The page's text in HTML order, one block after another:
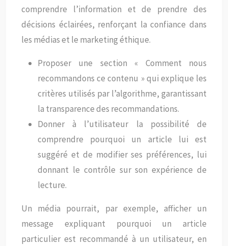
comprendre l’information et de prendre des
décisions éclairées, renforçant la confiance dans
les médias et le marketing éthique.
Proposer une section « Comment nous
recommandons ce contenu » qui explique les
critères utilisés par l’algorithme, garantissant
la transparence des recommandations.
Donner à l’utilisateur la possibilité de
comprendre pourquoi un article lui est
suggéré et de modifier ses préférences, lui
donnant le contrôle sur son expérience de
lecture.
Un média pourrait, par exemple, afficher un
message expliquant pourquoi un article
particulier est recommandé à un utilisateur, en